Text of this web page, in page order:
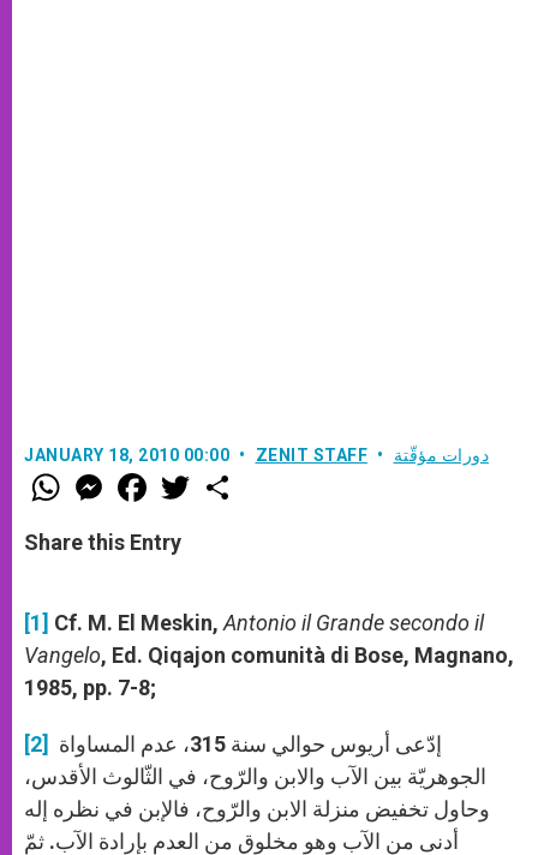
JANUARY 18, 2010 00:00 ZENIT STAFF دورات مؤقّتة
W
h
t
s
p
M
e
s
e
e
r
F
a
e
b
k
w
Share this Entry
[1] Cf. M. El Meskin, Antonio il Grande secondo il
Vangelo, Ed. Qiqajon comunità di Bose, Magnano,
1985, pp. 7-8;
[2]
الجوهريّة بين الآب والابن والرّوح، في الثّالوث الأقدس،
وحاول تخفيض منزلة الابن والرّوح، فالإبن في نظره إله
أدنى من الآب وهو مخلوق من العدم بإرادة الآب. ثمّ